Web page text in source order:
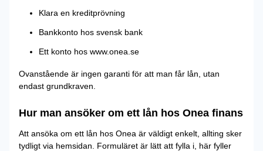
Klara en kreditprövning
Bankkonto hos svensk bank
Ett konto hos www.onea.se
Ovanstående är ingen garanti för att man får lån, utan
endast grundkraven.
Hur man ansöker om ett lån hos Onea finans
Att ansöka om ett lån hos Onea är väldigt enkelt, allting sker
tydligt via hemsidan. Formuläret är lätt att fylla i, här fyller